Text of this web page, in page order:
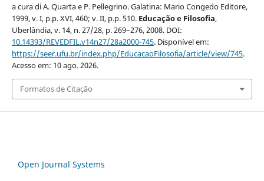
a cura di A. Quarta e P. Pellegrino. Galatina: Mario Congedo Editore,
1999, v. I, p.p. XVI, 460; v. II, p.p. 510. Educação e Filosofia,
Uberlândia, v. 14, n. 27/28, p. 269–276, 2008. DOI:
10.14393/REVEDFIL.v14n27/28a2000-745. Disponível em:
https://seer.ufu.br/index.php/EducacaoFilosofia/article/view/745.
Acesso em: 10 ago. 2026.
Formatos de Citação
Open Journal Systems